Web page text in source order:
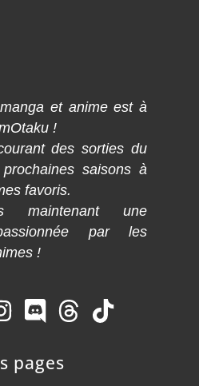
manga et anime est à
!
des sorties du
saisons à
favoris.
maintenant une
par les
!
pages